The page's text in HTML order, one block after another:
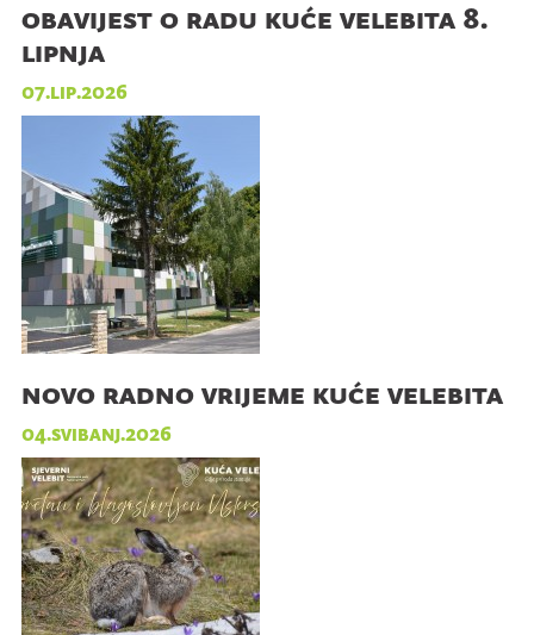
obavijest o radu kuće velebita 8.
lipnja
07.lip.2026
novo radno vrijeme kuće velebita
04.svibanj.2026